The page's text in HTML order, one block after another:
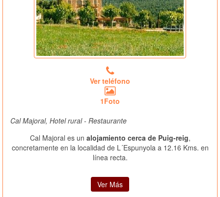
Ver teléfono
1Foto
Cal Majoral, Hotel rural - Restaurante
Cal Majoral es un alojamiento cerca de Puig-reig,
concretamente en la localidad de L´Espunyola a 12.16 Kms. en
línea recta.
Ver Más